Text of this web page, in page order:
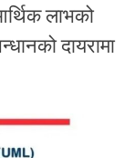
लाभको
दायरामा